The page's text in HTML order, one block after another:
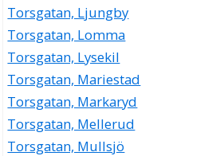
Torsgatan, Ljungby
Torsgatan, Lomma
Torsgatan, Lysekil
Torsgatan, Mariestad
Torsgatan, Markaryd
Torsgatan, Mellerud
Torsgatan, Mullsjö